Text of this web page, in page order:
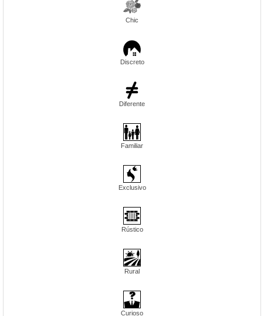
Chic
Discreto
Diferente
Familiar
Exclusivo
Rústico
Rural
Curioso